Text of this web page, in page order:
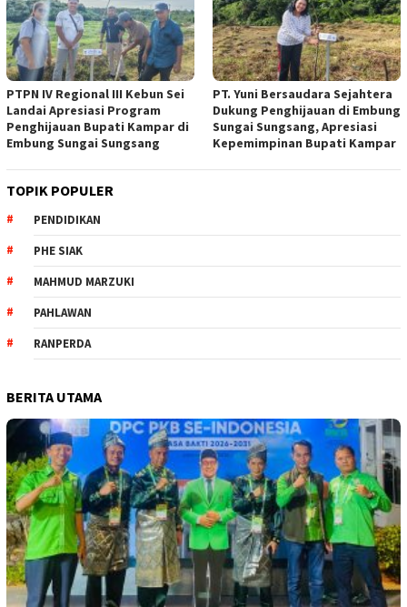
PTPN IV Regional III Kebun Sei
Landai Apresiasi Program
Penghijauan Bupati Kampar di
Embung Sungai Sungsang
PT. Yuni Bersaudara Sejahtera
Dukung Penghijauan di Embung
Sungai Sungsang, Apresiasi
Kepemimpinan Bupati Kampar ‎
TOPIK POPULER
PENDIDIKAN
PHE SIAK
MAHMUD MARZUKI
PAHLAWAN
RANPERDA
BERITA UTAMA